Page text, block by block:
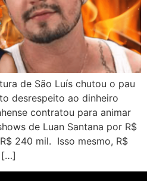
de São Luís chutou o pau
desrespeito ao dinheiro
contratou para animar
de Luan Santana por R$
240 mil. Isso mesmo, R$
[…]